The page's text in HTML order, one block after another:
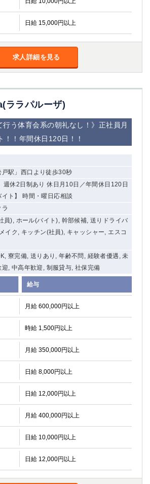
日給 15,000円以上
求人詳細を見る
ララパルーザ)
行う体育会系の朝礼なし！》正社員月
！！年間休日120日！！
戸駅」西口より徒歩30秒
週休2日制あり 休日月10日／年間休日120日
イト】 時間・曜日応相談
ラ
員), ホール(バイト), 幹部候補, 送りドライバ
イク, キッチン(社員), キャッシャー, エスコ
寮完備, 送りあり, 年齢不問, 経験者優遇, 未
迎, 中高年歓迎, 制服貸与, 社保完備
給与
月給 600,000円以上
時給 1,500円以上
月給 350,000円以上
日給 8,000円以上
日給 12,000円以上
月給 400,000円以上
日給 10,000円以上
日給 12,000円以上